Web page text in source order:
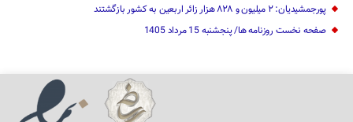
پورجمشیدیان: ۲ میلیون و ۸۲۸ هزار زائر اربعین به کشور بازگشتند
صفحه نخست روزنامه ها/ پنجشنبه 15 مرداد 1405